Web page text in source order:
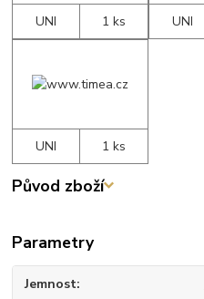
UNI 1 ks UNI
UNI 1 ks
Původ zboží
Parametry
Jemnost